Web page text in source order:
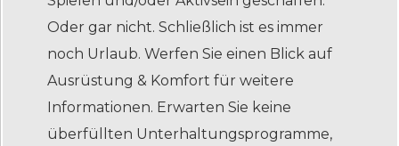
Oder gar nicht. Schließlich ist es immer
noch Urlaub. Werfen Sie einen Blick auf
Ausrüstung & Komfort für weitere
Informationen. Erwarten Sie keine
überfüllten Unterhaltungsprogramme,